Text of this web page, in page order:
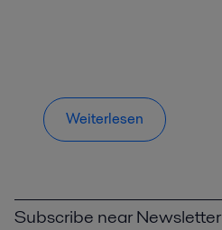
Weiterlesen
Subscribe near Newsletter